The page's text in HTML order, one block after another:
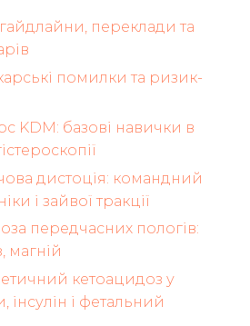
гайдлайни, переклади та
помилки та ризик-
KDM: базові навички в
дистоція: командний
і зайвої тракції
передчасних пологів:
магній
кетоацидоз у
інсулін і фетальний